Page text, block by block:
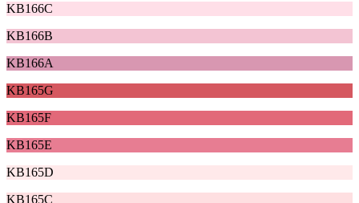
KB166C
KB166B
KB166A
KB165G
KB165F
KB165E
KB165D
KB165C